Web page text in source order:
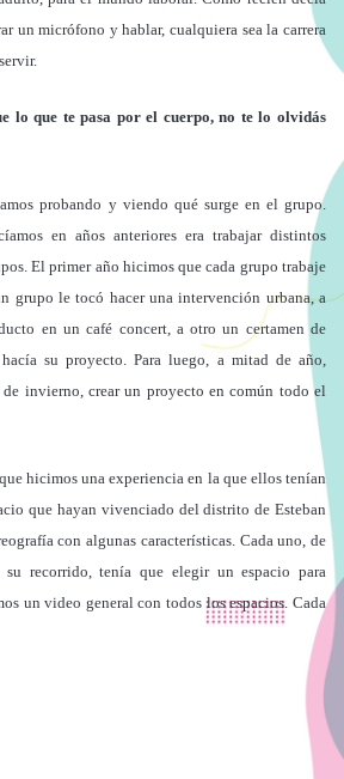
un micrófono y hablar, cualquiera sea la carrera
lo que te pasa por el cuerpo, no te lo olvidás
probando y viendo qué surge en el grupo.
en años anteriores era trabajar distintos
El primer año hicimos que cada grupo trabaje
grupo le tocó hacer una intervención urbana, a
en un café concert, a otro un certamen de
su proyecto. Para luego, a mitad de año,
de invierno, crear un proyecto en común todo el
hicimos una experiencia en la que ellos tenían
que hayan vivenciado del distrito de Esteban
con algunas características. Cada uno, de
recorrido, tenía que elegir un espacio para
un video general con todos los espacios. Cada